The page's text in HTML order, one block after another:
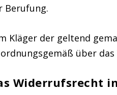
Berufung.
Kläger der geltend
über
Widerrufsrecht